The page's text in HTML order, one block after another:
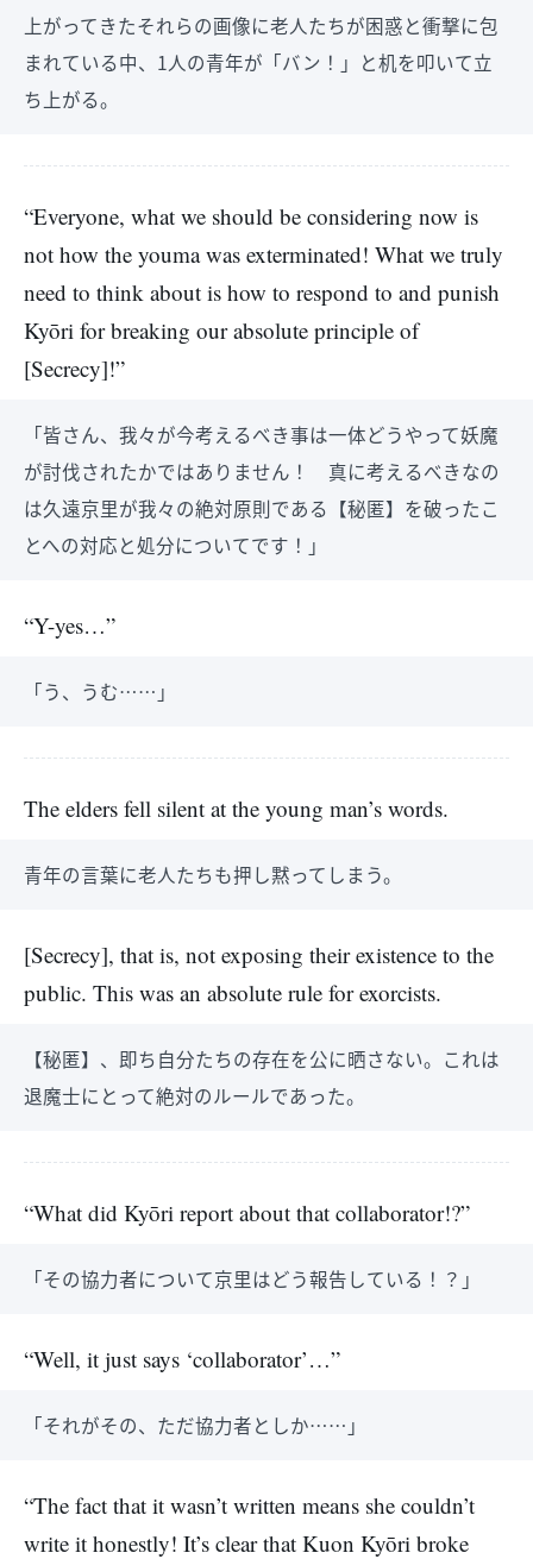
上がってきたそれらの画像に老人たちが困惑と衝撃に包
まれている中、1人の青年が「バン！」と机を叩いて立
ち上がる。
“Everyone, what we should be considering now is
not how the youma was exterminated! What we truly
need to think about is how to respond to and punish
Kyōri for breaking our absolute principle of
[Secrecy]!”
「皆さん、我々が今考えるべき事は一体どうやって妖魔
が討伐されたかではありません！ 真に考えるべきなの
は久遠京里が我々の絶対原則である【秘匿】を破ったこ
とへの対応と処分についてです！」
“Y-yes…”
「う、うむ……」
The elders fell silent at the young man’s words.
青年の言葉に老人たちも押し黙ってしまう。
[Secrecy], that is, not exposing their existence to the
public. This was an absolute rule for exorcists.
【秘匿】、即ち自分たちの存在を公に晒さない。これは
退魔士にとって絶対のルールであった。
“What did Kyōri report about that collaborator!?”
「その協力者について京里はどう報告している！？」
“Well, it just says ‘collaborator’…”
「それがその、ただ協力者としか……」
“The fact that it wasn’t written means she couldn’t
write it honestly! It’s clear that Kuon Kyōri broke